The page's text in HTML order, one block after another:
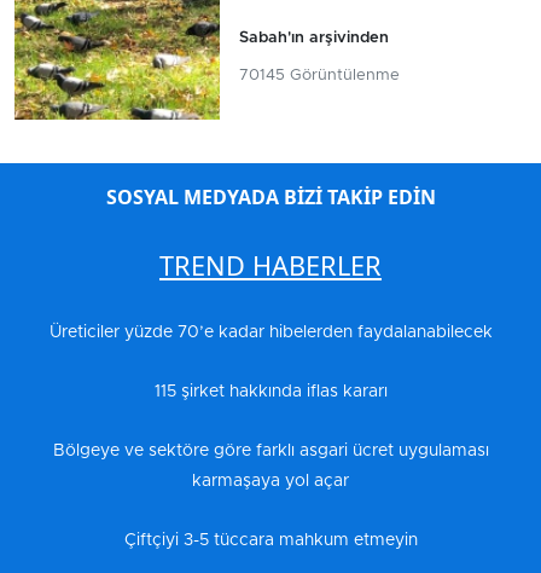
Sabah'ın arşivinden
70145 Görüntülenme
SOSYAL MEDYADA BİZİ TAKİP EDİN
TREND HABERLER
Üreticiler yüzde 70’e kadar hibelerden faydalanabilecek
115 şirket hakkında iflas kararı
Bölgeye ve sektöre göre farklı asgari ücret uygulaması
karmaşaya yol açar
Çiftçiyi 3-5 tüccara mahkum etmeyin